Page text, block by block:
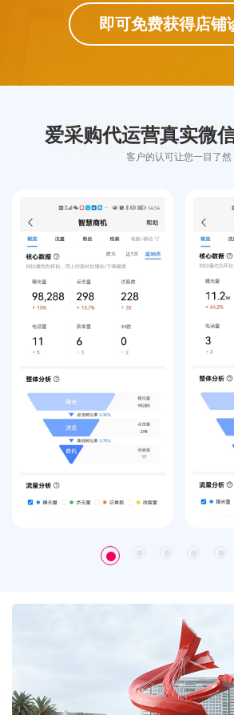
即可免费获得店铺
爱采购代运营真实微
客户的认可让您一目了然